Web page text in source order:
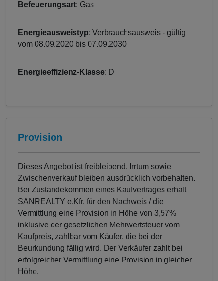
Befeuerungsart: Gas
Energieausweistyp: Verbrauchsausweis - gültig
vom 08.09.2020 bis 07.09.2030
Energieeffizienz-Klasse: D
Provision
Dieses Angebot ist freibleibend. Irrtum sowie
Zwischenverkauf bleiben ausdrücklich vorbehalten.
Bei Zustandekommen eines Kaufvertrages erhält
SANREALTY e.Kfr. für den Nachweis / die
Vermittlung eine Provision in Höhe von 3,57%
inklusive der gesetzlichen Mehrwertsteuer vom
Kaufpreis, zahlbar vom Käufer, die bei der
Beurkundung fällig wird. Der Verkäufer zahlt bei
erfolgreicher Vermittlung eine Provision in gleicher
Höhe.